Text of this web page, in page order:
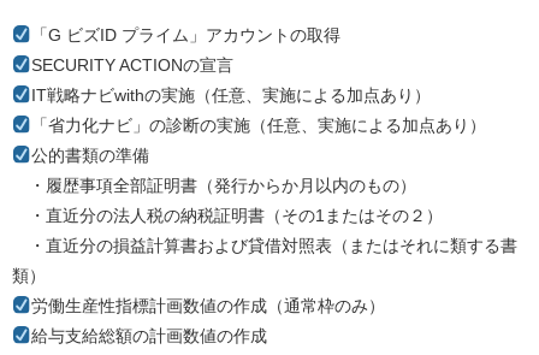
「G ビズID プライム」アカウントの取得
SECURITY ACTIONの宣言
IT戦略ナビwithの実施（任意、実施による加点あり）
「省力化ナビ」の診断の実施（任意、実施による加点あり）
公的書類の準備
・履歴事項全部証明書（発行からか月以内のもの）
・直近分の法人税の納税証明書（その1またはその２）
・直近分の損益計算書および貸借対照表（またはそれに類する書
類）
労働生産性指標計画数値の作成（通常枠のみ）
給与支給総額の計画数値の作成